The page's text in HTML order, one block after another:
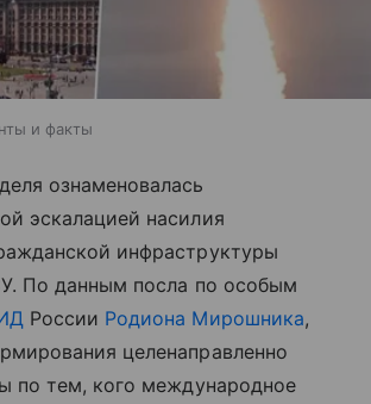
и факты
ознаменовалась
эскалацией насилия
инфраструктуры
По данным посла по особым
России Родиона Мирошника,
целенаправленно
по тем, кого международное